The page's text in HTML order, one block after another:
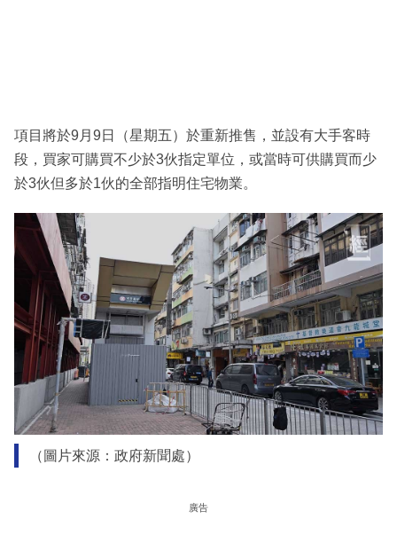
項目將於9月9日（星期五）於重新推售，並設有大手客時
段，買家可購買不少於3伙指定單位，或當時可供購買而少
於3伙但多於1伙的全部指明住宅物業。
（圖片來源：政府新聞處）
廣告